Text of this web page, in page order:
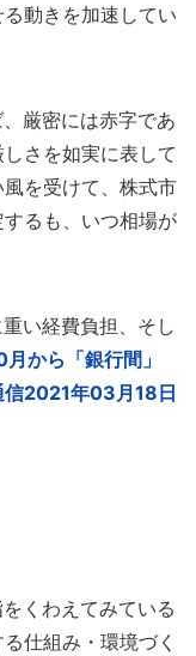
動きを加速してい
厳密には赤字であ
さを如実に表して
を受けて、株式市
るも、いつ相場が
い経費負担、そし
から「銀行間」
2021年03月18日
くわえてみている
仕組み・環境づく